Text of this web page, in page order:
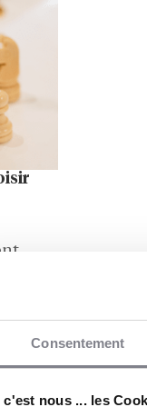
Consentement
c'est nous ... les
faut
met
du
la